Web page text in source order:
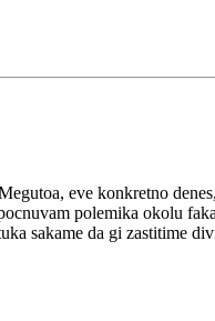
eve konkretno
polemika okolu
sakame da gi zastitime